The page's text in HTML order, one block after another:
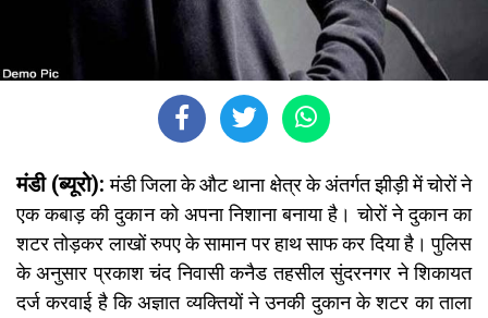
मंडी (ब्यूरो):मंडी जिला के औट थाना क्षेत्र के अंतर्गत झीड़ी में चोरों ने
एक कबाड़ की दुकान को अपना निशाना बनाया है। चोरों ने दुकान का
शटर तोड़कर लाखों रुपए के सामान पर हाथ साफ कर दिया है। पुलिस
के अनुसार प्रकाश चंद निवासी कनैड तहसील सुंदरनगर ने शिकायत
दर्ज करवाई है कि अज्ञात व्यक्तियों ने उनकी दुकान के शटर का ताला